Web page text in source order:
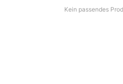
Kein passendes